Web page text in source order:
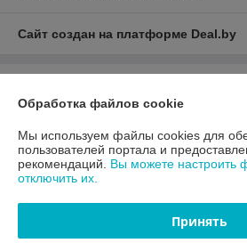
Сайт создан на платформе Deal.by
220037, г. Минск, ул. Аннаева 84/7,комната
Регистрационный номер ЕГР: 193597061
Регистрационный орган: Мингорисполком
Обработка файлов cookie
Мы используем файлы cookies для
пользователей портала и
рекомендаций. Вы можете настроить
отключить их.
Принять